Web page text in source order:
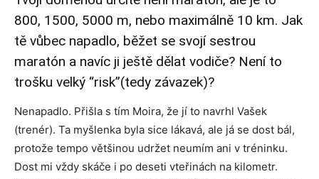
800, 1500, 5000 m, nebo maximálně 10 km. Jak
tě vůbec napadlo, běžet se svojí sestrou
maratón a navíc ji ještě dělat vodiče? Není to
trošku velký “risk”(tedy závazek)?
Nenapadlo. Přišla s tím Moira, že jí to navrhl Vašek
(trenér). Ta myšlenka byla sice lákavá, ale já se dost bál,
protože tempo většinou udržet neumím ani v tréninku.
Dost mi vždy skáče i po deseti vteřinách na kilometr.